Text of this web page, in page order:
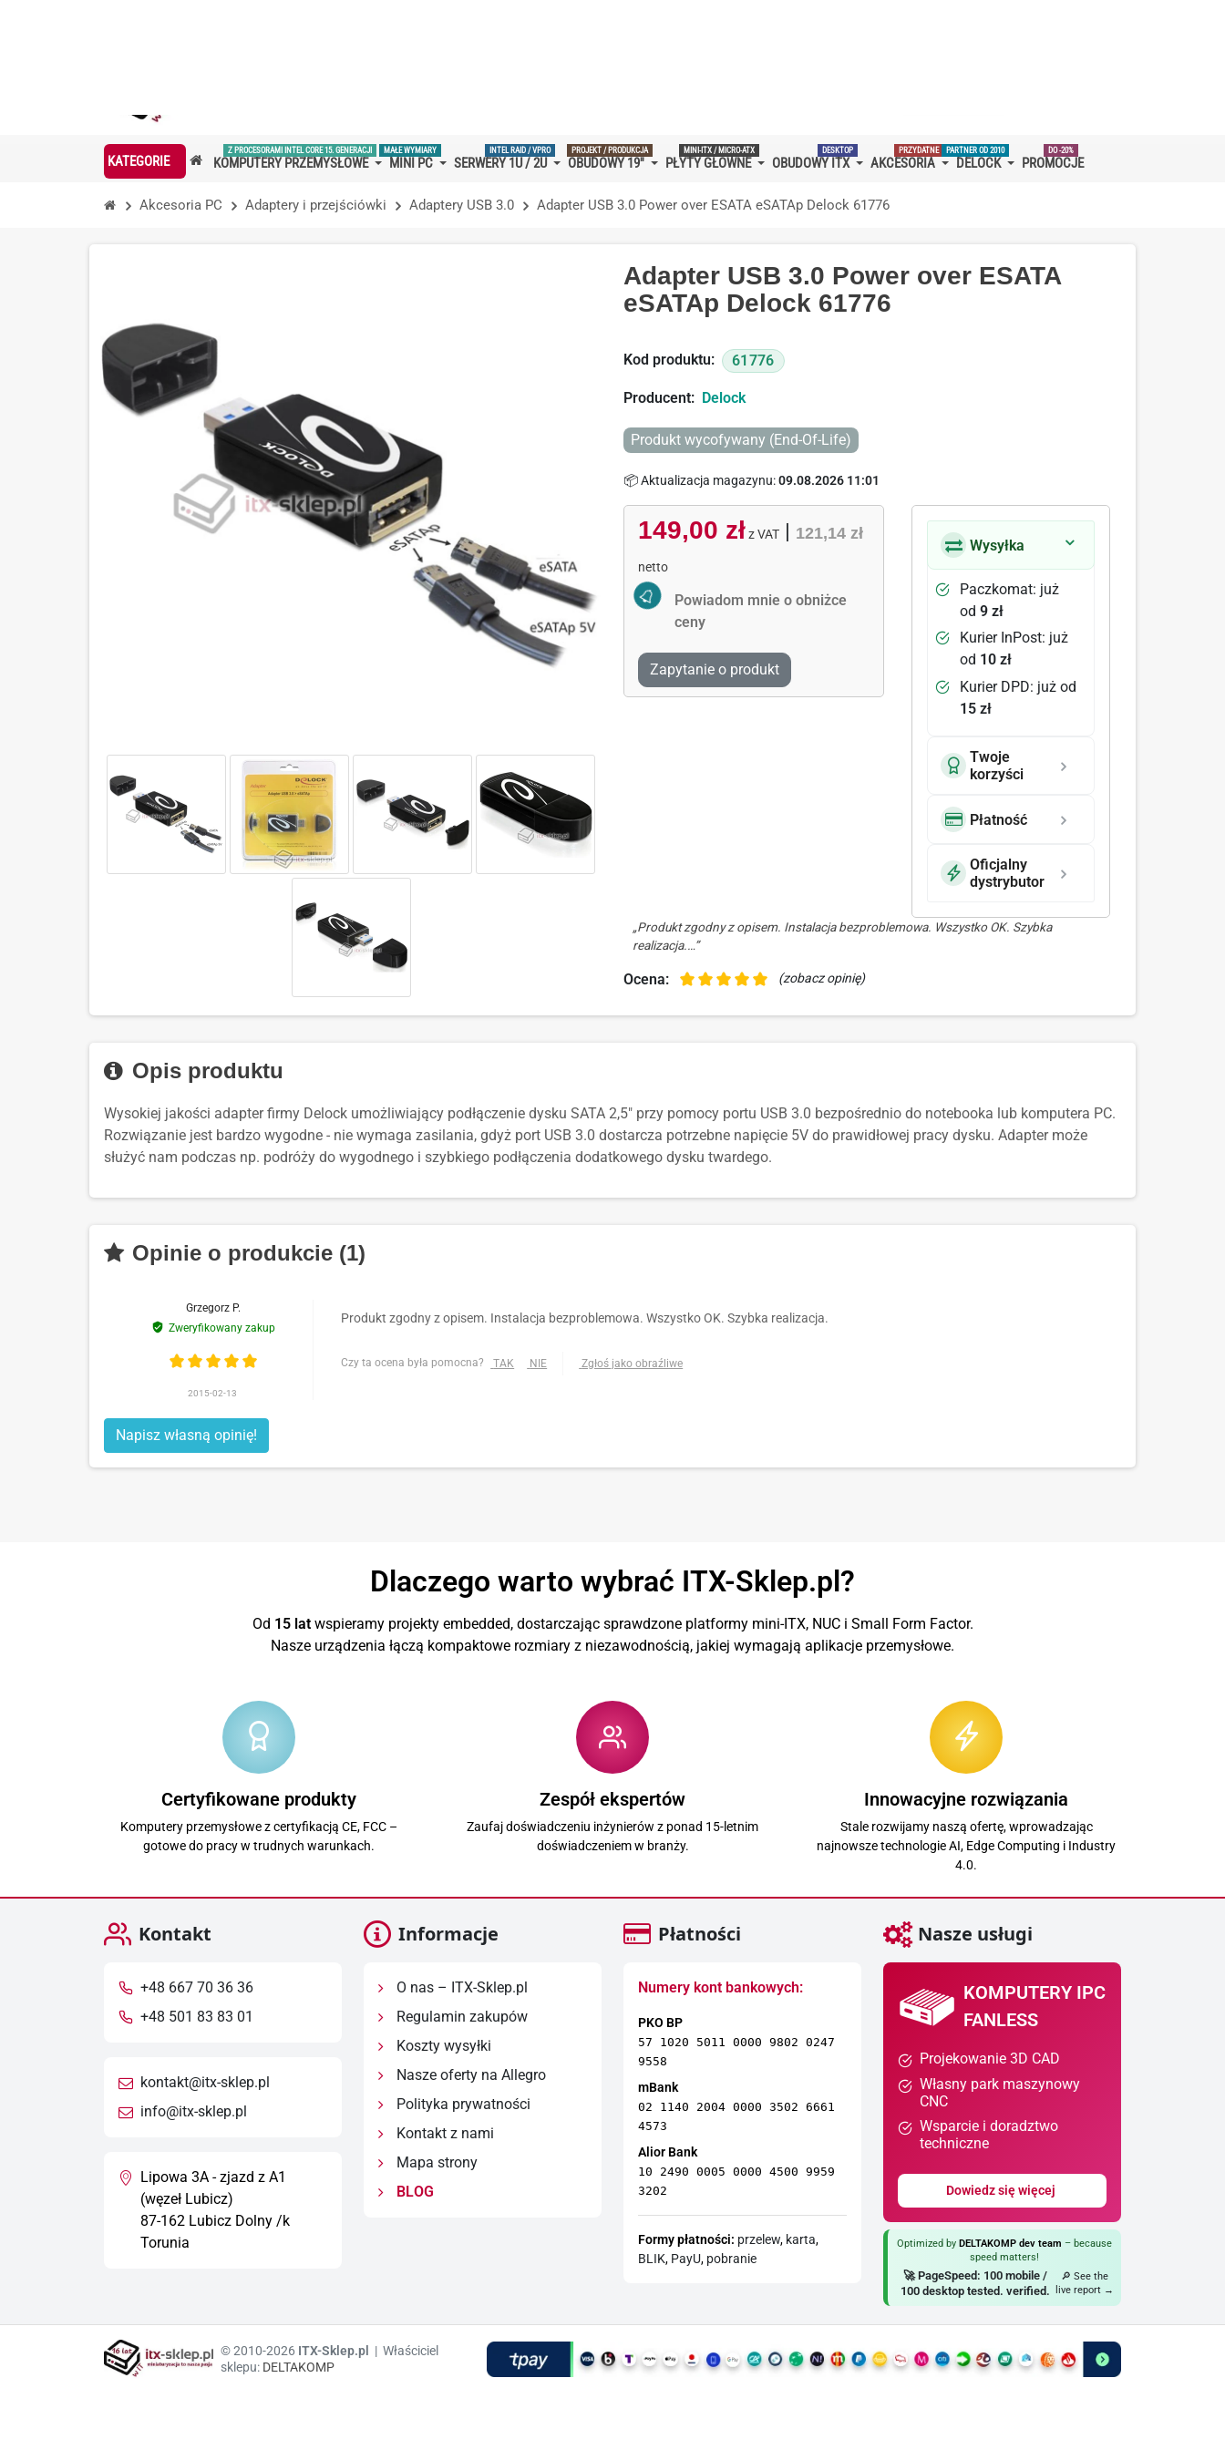
KATEGORIE KOMPUTERY PRZEMYSŁOWE
Z PROCESORAMI INTEL CORE 15. GENERACJI
MINI PC
MAŁE WYMIARY
SERWERY 1U / 2U
INTEL RAID / VPRO
OBUDOWY 19''
PROJEKT / PRODUKCJA
PŁYTY GŁÓWNE
MINI-ITX / MICRO-ATX
OBUDOWY ITX
DESKTOP
AKCESORIA
PRZYDATNE
DELOCK
PARTNER OD 2010
PROMOCJE
DO -20%
Akcesoria PC Adaptery i przejściówki Adaptery USB 3.0 Adapter USB 3.0 Power over ESATA eSATAp Delock 61776
Adapter USB 3.0 Power over ESATA
eSATAp Delock 61776
Kod produktu: 61776
Producent: Delock
Produkt wycofywany (End-Of-Life)
📦 Aktualizacja magazynu:09.08.2026 11:01
149,00 zł z VAT| 121,14 zł
netto
Activate Price Alert
Powiadom mnie o obniżce
ceny
Zapytanie o produkt
Wysyłka
Paczkomat: już
od9 zł
Kurier InPost: już
od 10 zł
Kurier DPD: już od
15 zł
Twoje
korzyści
Płatność
Oficjalny
dystrybutor
„Produkt zgodny z opisem. Instalacja bezproblemowa. Wszystko OK. Szybka
realizacja.…”
Ocena: (zobacz opinię)
Opis produktu
Wysokiej jakości adapter firmy Delock umożliwiający podłączenie dysku SATA 2,5" przy pomocy portu USB 3.0 bezpośrednio do notebooka lub komputera PC.
Rozwiązanie jest bardzo wygodne - nie wymaga zasilania, gdyż port USB 3.0 dostarcza potrzebne napięcie 5V do prawidłowej pracy dysku. Adapter może
służyć nam podczas np. podróży do wygodnego i szybkiego podłączenia dodatkowego dysku twardego.
Opinie o produkcie (1)
Grzegorz P.
Zweryfikowany zakup
2015-02-13
Produkt zgodny z opisem. Instalacja bezproblemowa. Wszystko OK. Szybka realizacja.
Czy ta ocena była pomocna? TAK NIE Zgłoś jako obraźliwe
Napisz własną opinię!
Dlaczego warto wybrać ITX-Sklep.pl?
Od 15 latwspieramy projekty embedded, dostarczając sprawdzone platformy mini-ITX, NUC i Small Form Factor.
Nasze urządzenia łączą kompaktowe rozmiary z niezawodnością, jakiej wymagają aplikacje przemysłowe.
Certyfikowane produkty
Komputery przemysłowe z certyfikacją CE, FCC –
gotowe do pracy w trudnych warunkach.
Zespół ekspertów
Zaufaj doświadczeniu inżynierów z ponad 15-letnim
doświadczeniem w branży.
Innowacyjne rozwiązania
Stale rozwijamy naszą ofertę, wprowadzając
najnowsze technologie AI, Edge Computing i Industry
4.0.
Kontakt
+48 667 70 36 36
+48 501 83 83 01
kontakt@itx-sklep.pl
info@itx-sklep.pl
Lipowa 3A - zjazd z A1
(węzeł Lubicz)
87-162 Lubicz Dolny /k
Torunia
Informacje
O nas – ITX-Sklep.pl
Regulamin zakupów
Koszty wysyłki
Nasze oferty na Allegro
Polityka prywatności
Kontakt z nami
Mapa strony
BLOG
Płatności
Numery kont bankowych:
PKO BP
57 1020 5011 0000 9802 0247
9558
mBank
02 1140 2004 0000 3502 6661
4573
Alior Bank
10 2490 0005 0000 4500 9959
3202
Formy płatności: przelew, karta,
BLIK, PayU, pobranie
Nasze usługi
KOMPUTERY IPC
FANLESS
Projekowanie 3D CAD
Własny park maszynowy
CNC
Wsparcie i doradztwo
techniczne
Dowiedz się więcej
Optimized by DELTAKOMP dev team – because
speed matters!
🚀 PageSpeed: 100 mobile /
100 desktop tested. verified.
🔎 See the
live report →
© 2010-2026 ITX-Sklep.pl
| Właściciel
sklepu: DELTAKOMP